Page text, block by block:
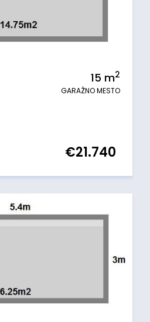
15 m2
GARAŽNO MESTO
€21.740